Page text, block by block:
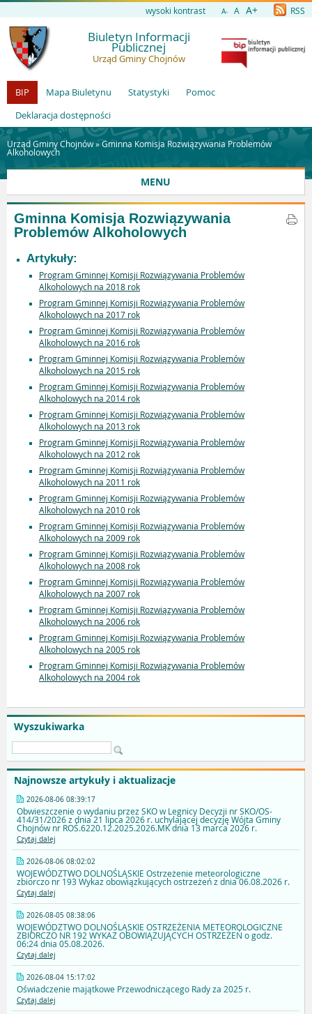
wysoki kontrast A- A A+ RSS
Biuletyn Informacji
Publicznej
Urząd Gminy Chojnów
BIP Mapa Biuletynu Statystyki
Pomoc
Deklaracja dostępności
Urząd Gminy Chojnów »Gminna Komisja Rozwiązywania Problemów
Alkoholowych
MENU
Wyszukiwarka
Najnowsze artykuły i aktualizacje
2026-08-06 08:39:17
Obwieszczenie o wydaniu przez SKO w Legnicy Decyzji nr SKO/OS-
414/31/2026 z dnia 21 lipca 2026 r. uchylającej decyzję Wójta Gminy
Chojnów nr ROŚ.6220.12.2025.2026.MK dnia 13 marca 2026 r.
Czytaj dalej
2026-08-06 08:02:02
WOJEWÓDZTWO DOLNOŚLĄSKIE Ostrzeżenie meteorologiczne
zbiorczo nr 193 Wykaz obowiązkujących ostrzeżeń z dnia 06.08.2026 r.
Czytaj dalej
2026-08-05 08:38:06
WOJEWÓDZTWO DOLNOŚLĄSKIE OSTRZEŻENIA METEOROLOGICZNE
ZBIORCZO NR 192 WYKAZ OBOWIĄZUJĄCYCH OSTRZEŻEŃ o godz.
06:24 dnia 05.08.2026.
Czytaj dalej
2026-08-04 15:17:02
Oświadczenie majątkowe Przewodniczącego Rady za 2025 r.
Czytaj dalej
Gminna Komisja Rozwiązywania
Problemów Alkoholowych
Artykuły:
Program Gminnej Komisji Rozwiązywania Problemów
Alkoholowych na 2018 rok
Program Gminnej Komisji Rozwiązywania Problemów
Alkoholowych na 2017 rok
Program Gminnej Komisji Rozwiązywania Problemów
Alkoholowych na 2016 rok
Program Gminnej Komisji Rozwiązywania Problemów
Alkoholowych na 2015 rok
Program Gminnej Komisji Rozwiązywania Problemów
Alkoholowych na 2014 rok
Program Gminnej Komisji Rozwiązywania Problemów
Alkoholowych na 2013 rok
Program Gminnej Komisji Rozwiązywania Problemów
Alkoholowych na 2012 rok
Program Gminnej Komisji Rozwiązywania Problemów
Alkoholowych na 2011 rok
Program Gminnej Komisji Rozwiązywania Problemów
Alkoholowych na 2010 rok
Program Gminnej Komisji Rozwiązywania Problemów
Alkoholowych na 2009 rok
Program Gminnej Komisji Rozwiązywania Problemów
Alkoholowych na 2008 rok
Program Gminnej Komisji Rozwiązywania Problemów
Alkoholowych na 2007 rok
Program Gminnej Komisji Rozwiązywania Problemów
Alkoholowych na 2006 rok
Program Gminnej Komisji Rozwiązywania Problemów
Alkoholowych na 2005 rok
Program Gminnej Komisji Rozwiązywania Problemów
Alkoholowych na 2004 rok